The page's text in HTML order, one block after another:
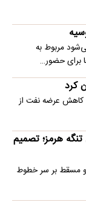
مربوط به
برای حضور…
کرد
کاهش عرضه نفت از
هرمز؛ تصمیم
و مسقط بر سر خطوط